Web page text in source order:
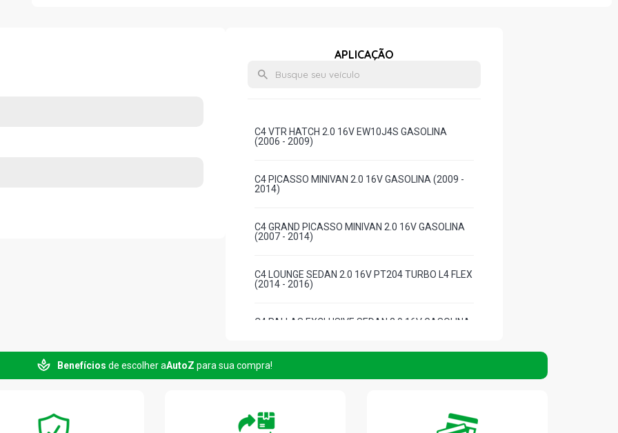
APLICAÇÃO
C4 VTR HATCH 2.0 16V EW10J4S GASOLINA
(2006 - 2009)
C4 PICASSO MINIVAN 2.0 16V GASOLINA (2009 -
2014)
C4 GRAND PICASSO MINIVAN 2.0 16V GASOLINA
(2007 - 2014)
C4 LOUNGE SEDAN 2.0 16V PT204 TURBO L4 FLEX
(2014 - 2016)
C4 PALLAS EXCLUSIVE SEDAN 2.0 16V GASOLINA
C5 STD SEDAN 2.0 16V EW10J4 RFN L4 GASOLINA
(2006 - 2012)
C5 EXCLUSIVE SEDAN 2.0 16V EW10J4 RFN L4
GASOLINA (2006 - 2012)
Benefícios de escolher aAutoZ para sua compra!